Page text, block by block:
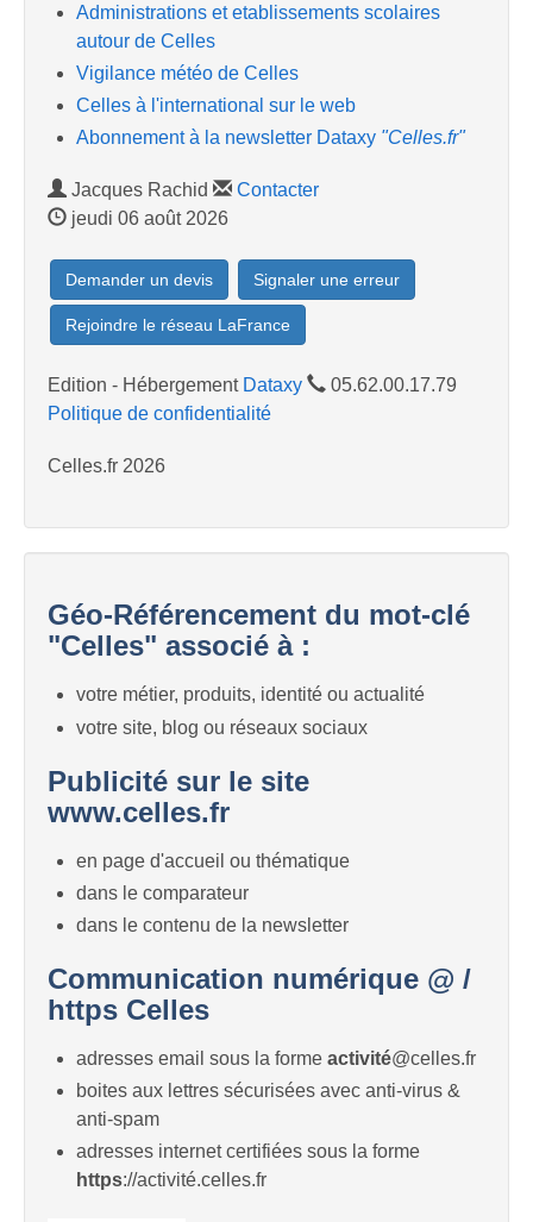
Administrations et etablissements scolaires
autour de Celles
Vigilance météo de Celles
Celles à l'international sur le web
Abonnement à la newsletter Dataxy "Celles.fr"
Jacques Rachid
Contacter
jeudi 06 août 2026
Demander un devis Signaler une erreur
Rejoindre le réseau LaFrance
Edition - Hébergement Dataxy
05.62.00.17.79
Politique de confidentialité
Celles.fr 2026
Géo-Référencement du mot-clé
"Celles" associé à :
votre métier, produits, identité ou actualité
votre site, blog ou réseaux sociaux
Publicité sur le site
www.celles.fr
en page d'accueil ou thématique
dans le comparateur
dans le contenu de la newsletter
Communication numérique @ /
https Celles
adresses email sous la forme activité@celles.fr
boites aux lettres sécurisées avec anti-virus &
anti-spam
adresses internet certifiées sous la forme
https://activité.celles.fr